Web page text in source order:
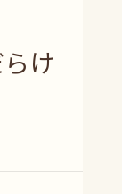
け